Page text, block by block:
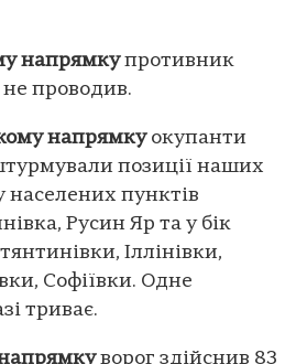
напрямкупротивник
проводив.
напрямкуокупанти
позиції наших
населених пунктів
Русин Яр та у бік
Іллінівки,
Софіївки. Одне
триває.
ворог здійснив 83